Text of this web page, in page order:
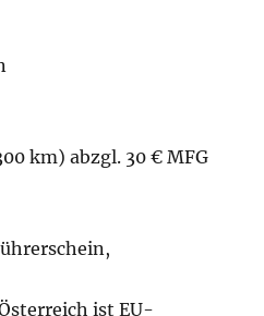
km) abzgl. 30 € MFG
ist EU-